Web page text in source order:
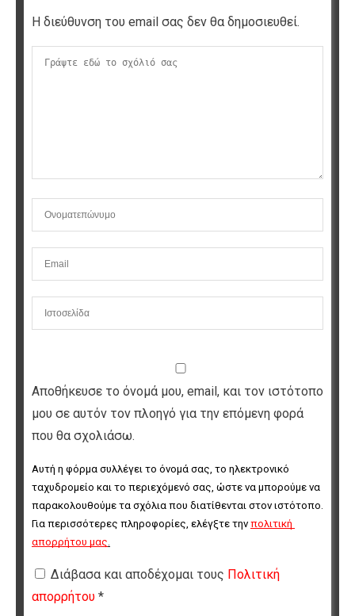
Η διεύθυνση του email σας δεν θα δημοσιευθεί.
Αποθήκευσε το όνομά μου, email, και τον ιστότοπο
μου σε αυτόν τον πλοηγό για την επόμενη φορά
που θα σχολιάσω.
Αυτή η φόρμα συλλέγει το όνομά σας, το ηλεκτρονικό
ταχυδρομείο και το περιεχόμενό σας, ώστε να μπορούμε να
παρακολουθούμε τα σχόλια που διατίθενται στον ιστότοπο.
Για περισσότερες πληροφορίες, ελέγξτε την πολιτική
απορρήτου μας.
Διάβασα και αποδέχομαι τους Πολιτική
απορρήτου *